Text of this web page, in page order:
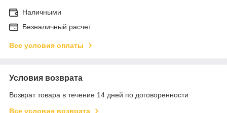
Наличными
Безналичный расчет
Все условия оплаты
Условия возврата
Возврат товара в течение 14 дней по договоренности
Все условия возврата